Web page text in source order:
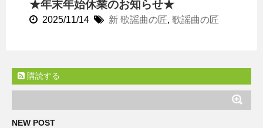
★年末年始休業のお知らせ★
2025/11/14 新 歌謡曲の匠, 歌謡曲の匠
購読する
NEW POST